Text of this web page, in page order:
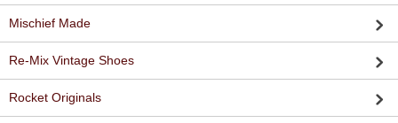
Mischief Made
Re-Mix Vintage Shoes
Rocket Originals